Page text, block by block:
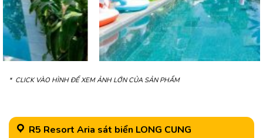
* CLICK VÀO HÌNH ĐỂ XEM ẢNH LỚN CỦA SẢN PHẨM
R5 Resort Aria sát biển LONG CUNG